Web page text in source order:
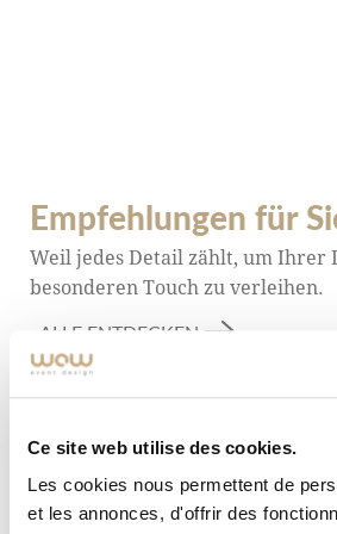
Ce site web utilise des cookies.
Les cookies nous permettent de
et les annonces, d'offrir des
Empfehlungen für
Weil jedes Detail zählt, um Ihrer
besonderen Touch zu verleihen.
ALLE ENTDECKEN